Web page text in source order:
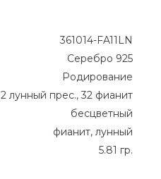
361014-FA11LN
Серебро 925
Родирование
2 лунный прес., 32 фианит
бесцветный
фианит, лунный
5.81 гр.